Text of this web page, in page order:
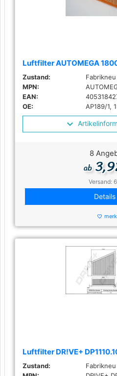
Luftfilter AUTOMEGA
Zustand:
Fabrikneu
MPN:
EAN:
OE:
AP189/1,
8
ab
Versand:
Details
favorite_border
Luftfilter DR!VE+
Zustand:
Fabrikneu